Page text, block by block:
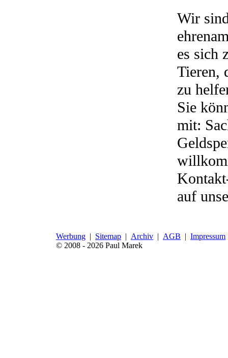
Wir
es sich
Tieren,
zu
Sie
mit:
auf
Werbung | Sitemap | Archiv | AGB | Impressum
© 2008 - 2026 Paul Marek